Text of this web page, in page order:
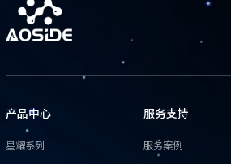
产品中心
星耀系列
服务支持
服务案例